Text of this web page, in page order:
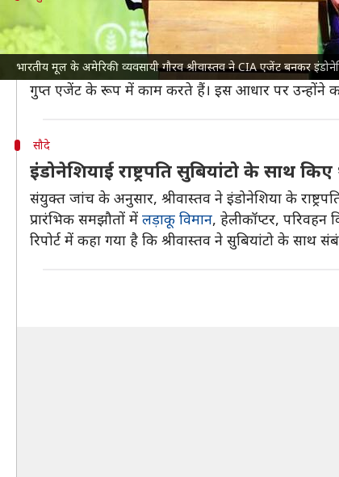
भारतीय मूल के अमेरिकी व्यवसायी गौरव श्रीवास्तव ने CIA एजेंट बनकर
कैसे हुआ इस धोखाधड़ी का खुलासा?
ऑर्गनाइज्ड क्राइम एंड करप्शन रिपोर्टिंग प्रोजेक्ट (OCCRP)
रिपोर्ट के अनुसार, श्रीवास्तव ने साल 2020 से 2022 के
गुप्त एजेंट के रूप में काम करते हैं। इस आधार पर उन्हाेंने
सौदे
इंडोनेशियाई राष्ट्रपति सुबियांटो के साथ किए
संयुक्त जांच के अनुसार, श्रीवास्तव ने इंडोनेशिया के
प्रारंभिक समझौतों में लड़ाकू विमान, हेलीकॉप्टर, परिवहन
रिपोर्ट में कहा गया है कि श्रीवास्तव ने सुबियांटो के